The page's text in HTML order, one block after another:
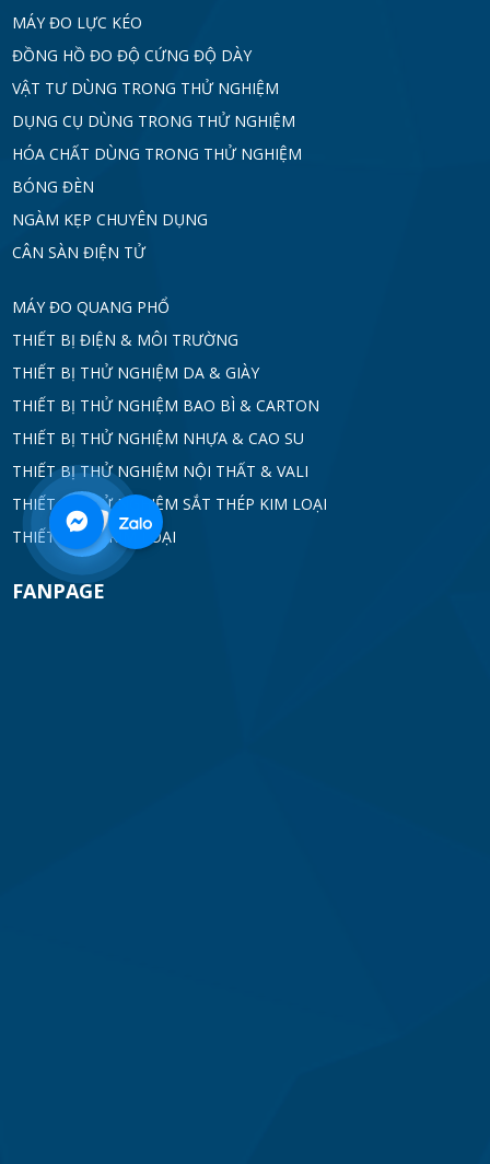
MÁY ĐO LỰC KÉO
ĐỒNG HỒ ĐO ĐỘ CỨNG ĐỘ DÀY
VẬT TƯ DÙNG TRONG THỬ NGHIỆM
DỤNG CỤ DÙNG TRONG THỬ NGHIỆM
HÓA CHẤT DÙNG TRONG THỬ NGHIỆM
BÓNG ĐÈN
NGÀM KẸP CHUYÊN DỤNG
CÂN SÀN ĐIỆN TỬ
MÁY ĐO QUANG PHỔ
THIẾT BỊ ĐIỆN & MÔI TRƯỜNG
THIẾT BỊ THỬ NGHIỆM DA & GIÀY
THIẾT BỊ THỬ NGHIỆM BAO BÌ & CARTON
THIẾT BỊ THỬ NGHIỆM NHỰA & CAO SU
THIẾT BỊ THỬ NGHIỆM NỘI THẤT & VALI
THIẾT BỊ THỬ NGHIỆM SẮT THÉP KIM LOẠI
THIẾT BỊ DÒ KIM LOẠI
FANPAGE
0968
332